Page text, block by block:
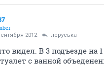
2012 леруська
видел. В 3 подъезде на
с ванной